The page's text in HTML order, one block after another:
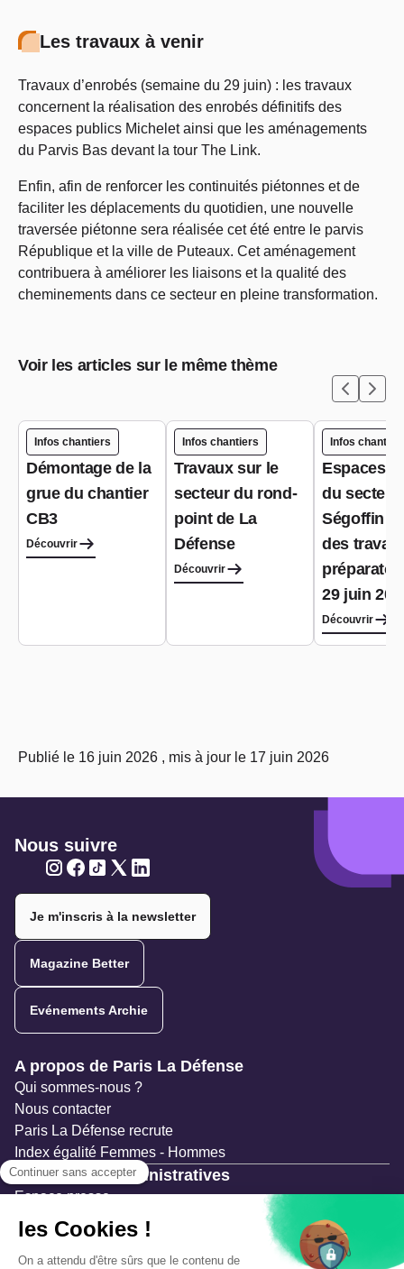
Les travaux à venir
Travaux d’enrobés (semaine du 29 juin) : les travaux
concernent la réalisation des enrobés définitifs des
espaces publics Michelet ainsi que les aménagements
du Parvis Bas devant la tour The Link.
Enfin, afin de renforcer les continuités piétonnes et de
faciliter les déplacements du quotidien, une nouvelle
traversée piétonne sera réalisée cet été entre le parvis
République et la ville de Puteaux. Cet aménagement
contribuera à améliorer les liaisons et la qualité des
cheminements dans ce secteur en pleine transformation.
Voir les articles sur le même thème
Infos chantiers
Démontage de la
grue du chantier
CB3
Découvrir
Infos chantiers
Travaux sur le
secteur du rond-
point de La
Défense
Découvrir
Infos
Espaces
du secteur
Ségoffin :
des
29 juin
Découvrir
Publié le 16 juin 2026 , mis à jour le 17 juin 2026
Nous suivre
Je m'inscris à la newsletter
Magazine Better
Evénements Archie
Navigation secondaire
A propos de Paris La Défense
Qui sommes-nous ?
Nous contacter
Paris La Défense recrute
Index égalité Femmes - Hommes
Ressources administratives
Espace presse
Documentation
Marchés publics
Appels à projets & avis d'attribution